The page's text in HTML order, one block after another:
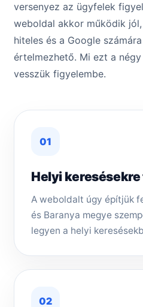
versenyez az ügyfelek
weboldal akkor működik
hiteles és a Google
értelmezhető. Mi ezt a
vesszük figyelembe.
01
Helyi
A weboldalt úgy építjük
és Baranya megye
legyen a helyi
02